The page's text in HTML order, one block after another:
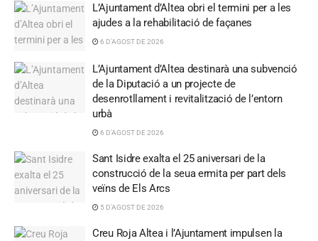
L’Ajuntament d’Altea obri el termini per a les
ajudes a la rehabilitació de façanes
6 D'AGOST DE 2026
L’Ajuntament d’Altea destinarà una subvenció
de la Diputació a un projecte de
desenrotllament i revitalització de l’entorn
urbà
6 D'AGOST DE 2026
Sant Isidre exalta el 25 aniversari de la
construcció de la seua ermita per part dels
veïns de Els Arcs
5 D'AGOST DE 2026
Creu Roja Altea i l’Ajuntament impulsen la